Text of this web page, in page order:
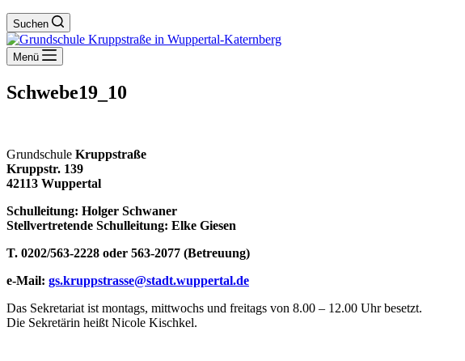
Suchen
Menü
Schwebe19_10
Grundschule Kruppstraße
Kruppstr. 139
42113 Wuppertal
Schulleitung: Holger Schwaner
Stellvertretende Schulleitung: Elke Giesen
T. 0202/563-2228 oder 563-2077 (Betreuung)
e-Mail: gs.kruppstrasse@stadt.wuppertal.de
Das Sekretariat ist montags, mittwochs und freitags von 8.00 – 12.00 Uhr besetzt.
Die Sekretärin heißt Nicole Kischkel.